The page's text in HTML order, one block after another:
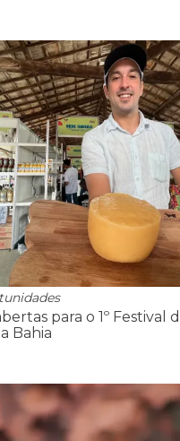
para o 1º Festival
Bahia